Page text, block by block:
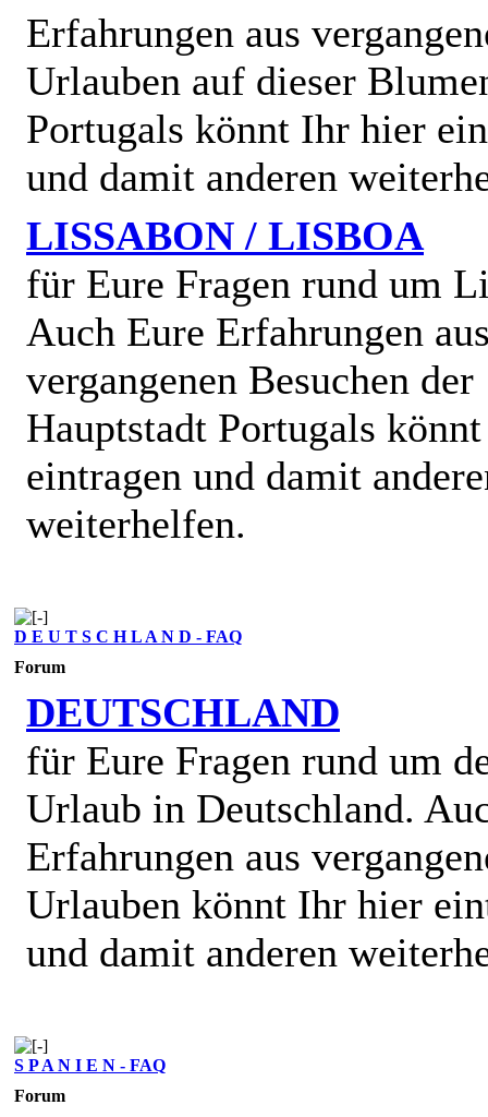
Erfahrungen aus
Urlauben auf dieser
Portugals könnt Ihr hier
und damit anderen
LISSABON / LISBOA
für Eure Fragen rund um
Auch Eure Erfahrungen
vergangenen Besuchen der
Hauptstadt Portugals
eintragen und damit
weiterhelfen.
D E U T S C H L A N D - FAQ
Forum
DEUTSCHLAND
für Eure Fragen rund um
Urlaub in Deutschland.
Erfahrungen aus
Urlauben könnt Ihr hier
und damit anderen
S P A N I E N - FAQ
Forum